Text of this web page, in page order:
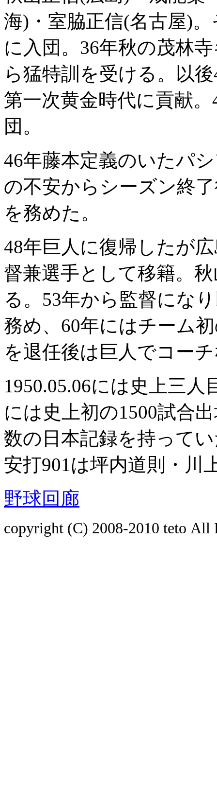
海)・室脇正信(名古屋)
に入団。36年秋の茂林
ら猛特訓を受ける。以
第一次黄金時代に貢献
団。
46年藤本定義のいたパ
の不安からシーズン終
を務めた。
48年巨人に復帰したが
督兼選手として移籍。
る。53年から監督にな
務め、60年にはチーム
を退任後は巨人でコー
1950.05.06には史上三人
には史上初の1500試合
数の日本記録を持って
安打901は坪内道則・川
野球回廊
copyright (C) 2008-2010 teto All